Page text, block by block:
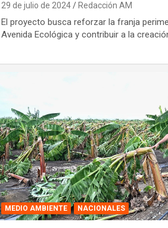
29 de julio de 2024 Redacción AM
El proyecto busca reforzar la franja
Avenida Ecológica y contribuir a la
MEDIO AMBIENTE NACIONALES